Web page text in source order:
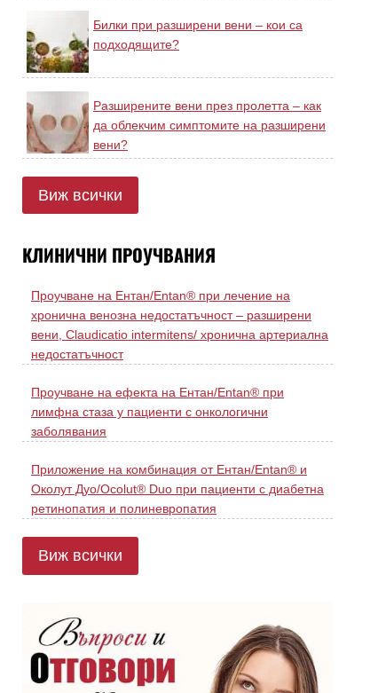
Билки при разширени вени – кои са
подходящите?
Разширените вени през пролетта – как
да облекчим симптомите на разширени
вени?
Виж всички
КЛИНИЧНИ ПРОУЧВАНИЯ
Проучване на Ентан/Entan® при лечение на
хронична венозна недостатъчност – разширени
вени, Claudicatio intermitens/ хронична артериална
недостатъчност
Проучване на ефекта на Ентан/Entan® при
лимфна стаза у пациенти с онкологични
заболявания
Приложение на комбинация от Ентан/Entan® и
Околут Дуо/Ocolut® Duo при пациенти с диабетна
ретинопатия и полиневропатия
Виж всички